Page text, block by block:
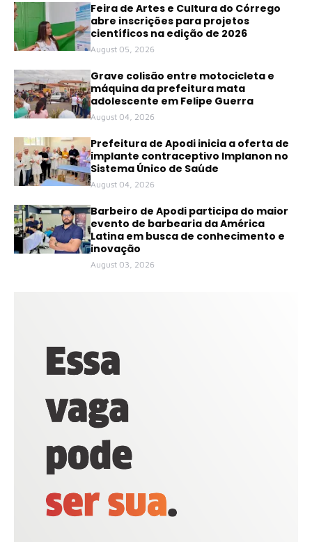
Feira de Artes e Cultura do Córrego
abre inscrições para projetos
científicos na edição de 2026
August 05, 2026
Grave colisão entre motocicleta e
máquina da prefeitura mata
adolescente em Felipe Guerra
August 04, 2026
Prefeitura de Apodi inicia a oferta de
implante contraceptivo Implanon no
Sistema Único de Saúde
August 04, 2026
Barbeiro de Apodi participa do maior
evento de barbearia da América
Latina em busca de conhecimento e
inovação
August 03, 2026